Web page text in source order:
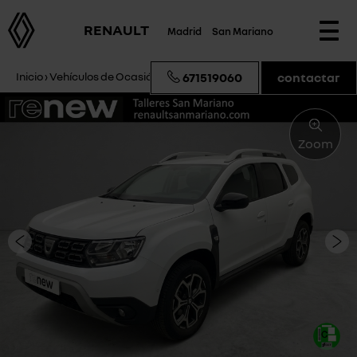
RENAULT Madrid San Mariano
Inicio›Vehículos de Ocasión Dacia Duster Anniversary
671519060 contactar
Zoom